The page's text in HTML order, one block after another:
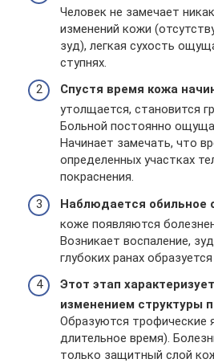
Человек не замечает
изменений кожи
зуд), легкая сухость
ступнях.
Спустя время кожа
утолщается, становится
Больной постоянно
Начинает замечать, что
определенных участках
покраснения.
Наблюдается обильное
коже появляются
Возникает воспаление,
глубоких ранах образуется
Этот этап
изменением структуры
Образуются трофические
длительное время).
только защитный слой